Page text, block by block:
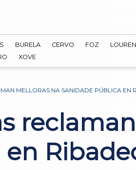
BURELA CERVO FOZ
XOVE
MELLORAS NA SANIDADE PÚBLICA EN